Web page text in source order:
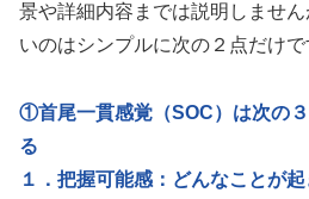
景や詳細内容までは説明しませ
いのはシンプルに次の２点だけで
①首尾一貫感覚（SOC）は次の
る
１．把握可能感：どんなことが